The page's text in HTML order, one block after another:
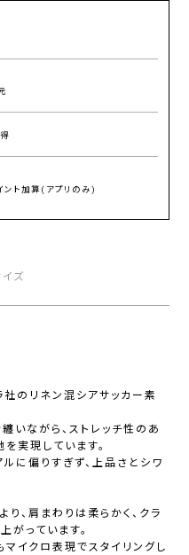
ント加算(アプリのみ)
ズ
社のリネン混シアサッカー素
いながら、ストレッチ性のあ
実現しています。
に偏りすぎず、上品さとシワ
、肩まわりは柔らかく、クラ
がっています。
イクロ表現でスタイリングし